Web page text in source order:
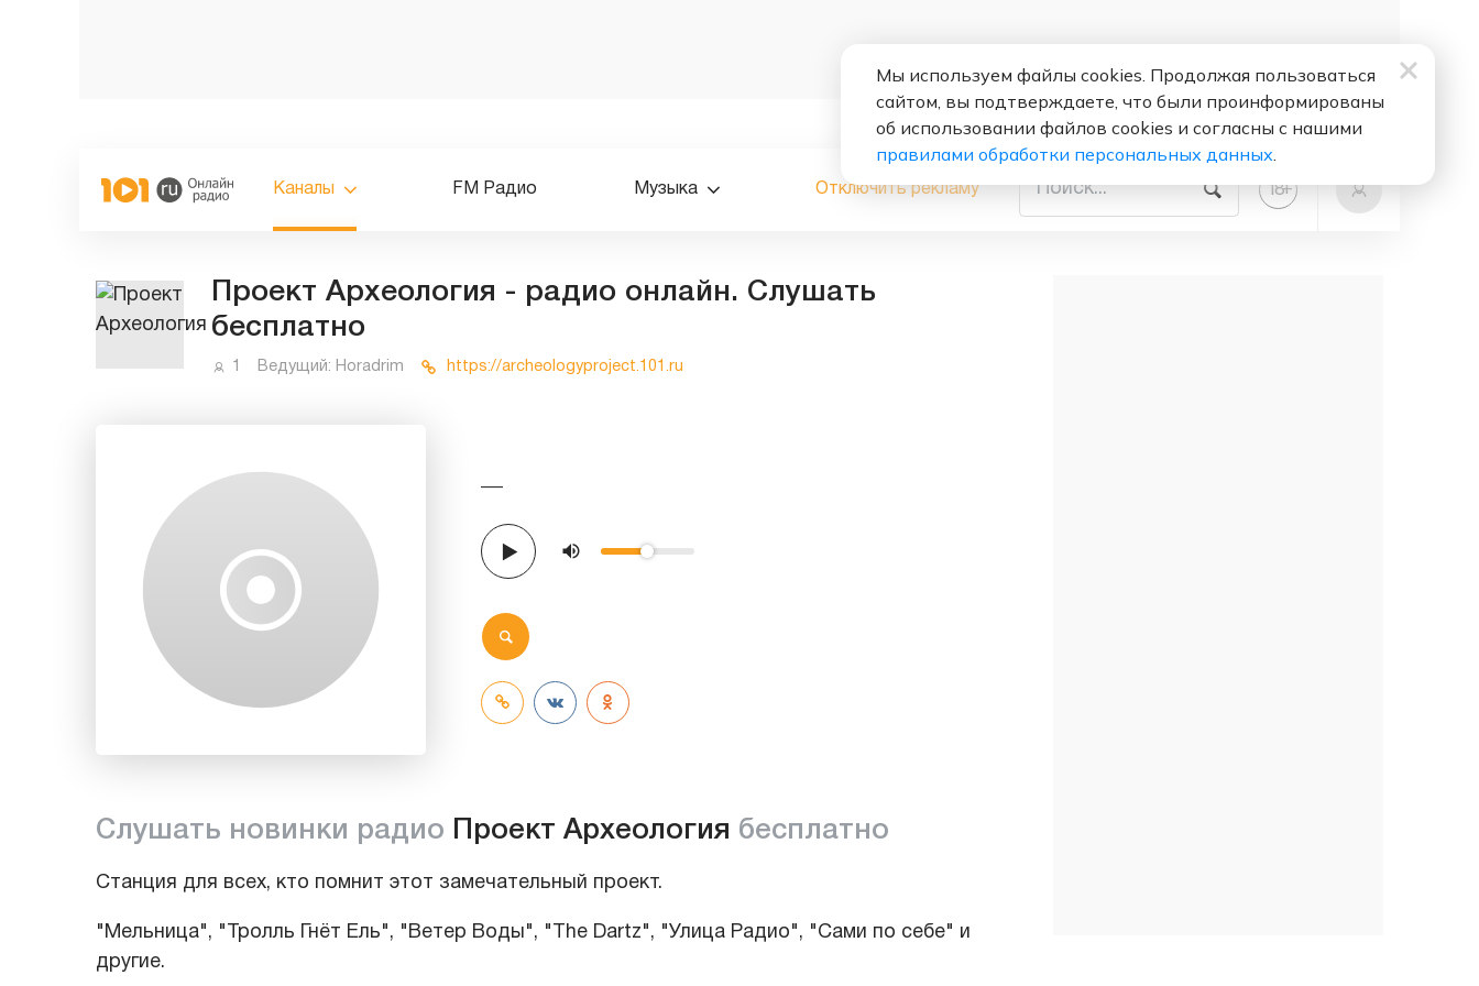
Каналы FM Радио Музыка Отключить рекламу 18+
Проект Археология - радио онлайн. Слушать
бесплатно
1 Ведущий: Horadrim https://archeologyproject.101.ru
—
Слушать новинки радио Проект Археология бесплатно
Станция для всех, кто помнит этот замечательный проект.
"Мельница", "Тролль Гнёт Ель", "Ветер Воды", "The Dartz", "Улица Радио", "Сами по себе" и
другие.
Мы используем файлы cookies. Продолжая пользоваться
сайтом, вы подтверждаете, что были проинформированы
об использовании файлов cookies и согласны с нашими
правилами обработки персональных данных.